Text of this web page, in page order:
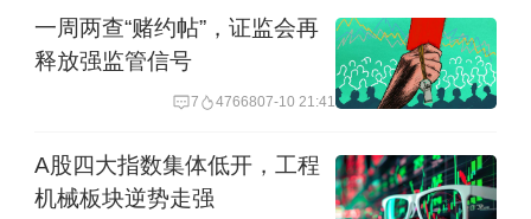
幅放量，并在最近两天接连拉升。
7日盘后数据显示，买卖前五的交易席
位，共计卖出该股1.53亿元，占当日该
股总成交额的8%以上，部分席位为净卖
一周两查“赌约帖”，证监会再
释放强监管信号
7 4766807-10 21:41
A股四大指数集体低开，工程
机械板块逆势走强